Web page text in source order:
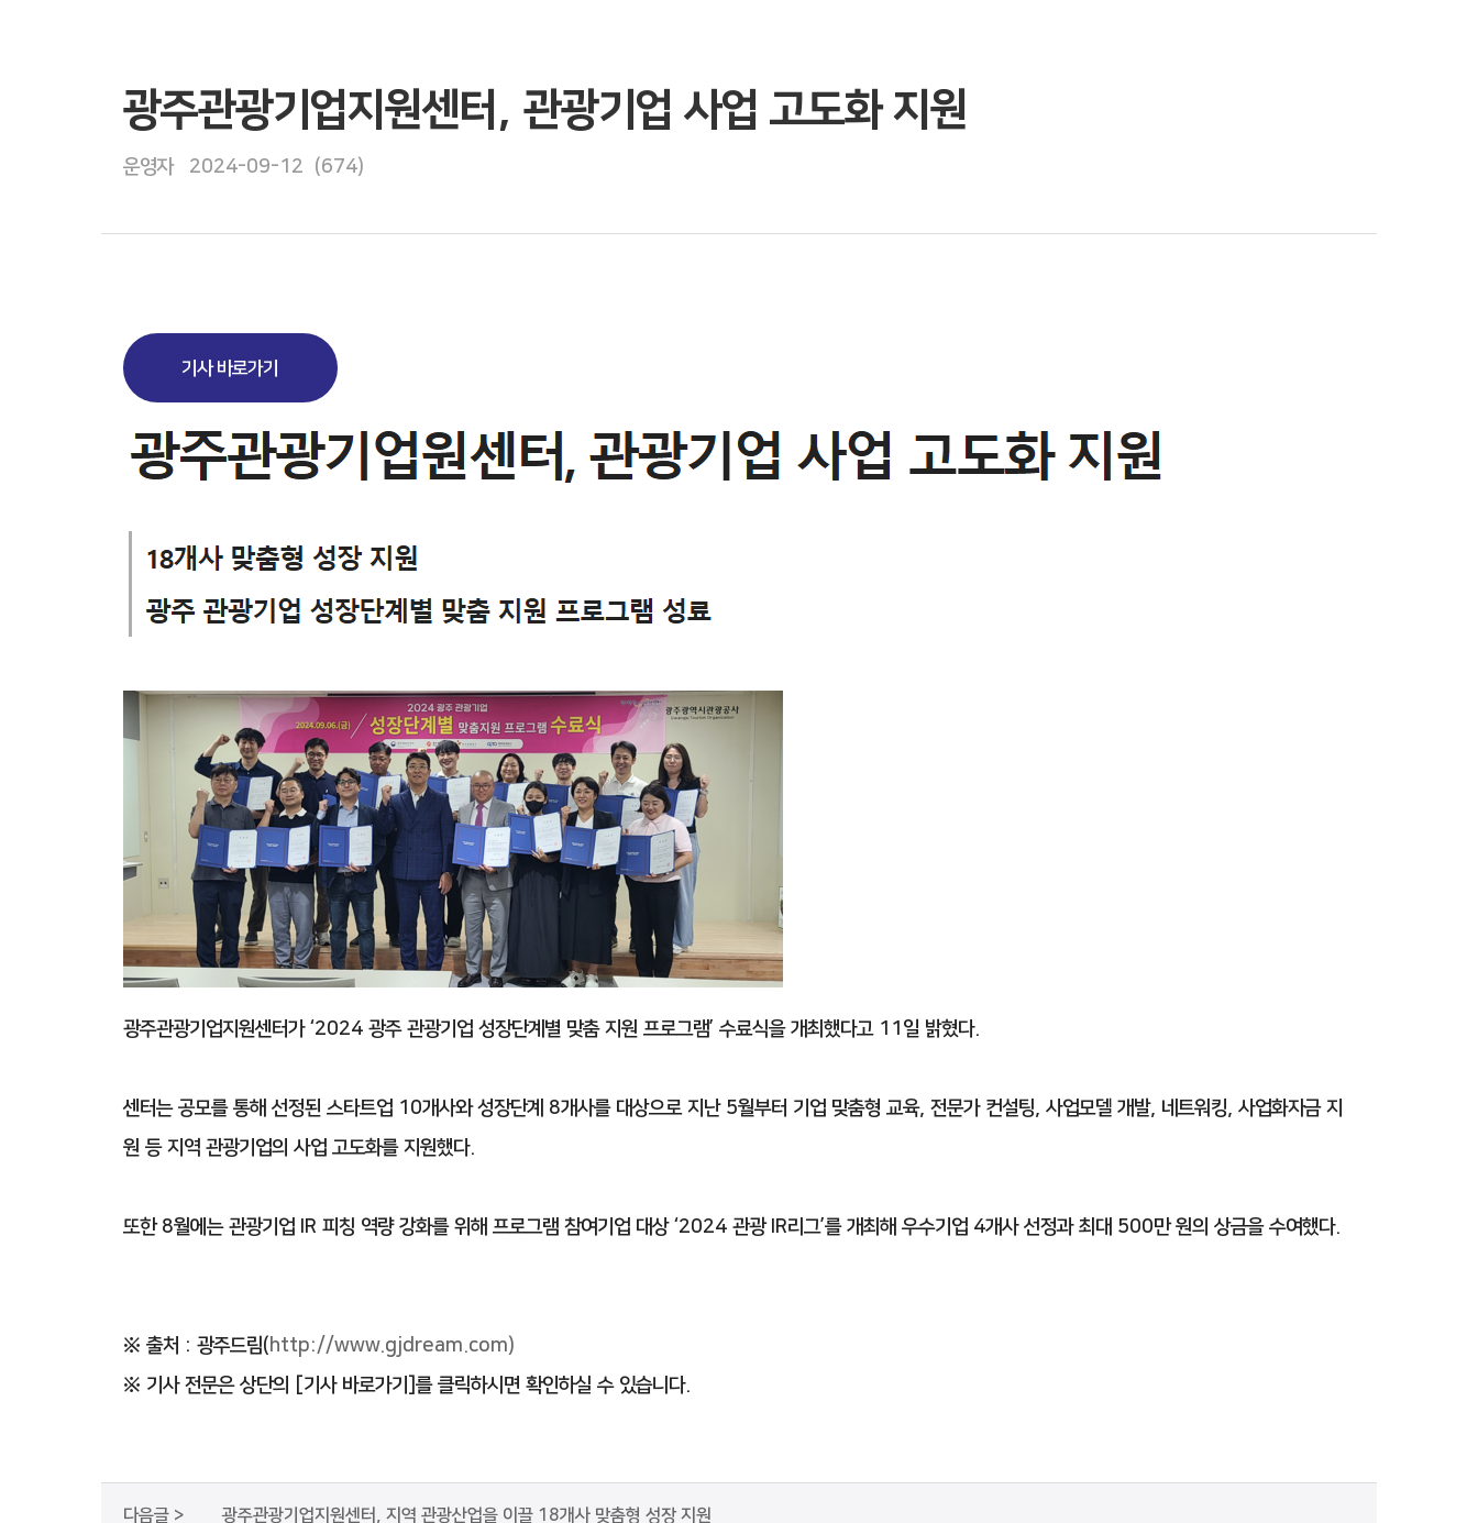
광주관광기업지원센터, 관광기업 사업 고도화 지원
운영자 2024-09-12 (674)
기사 바로가기
광주관광기업지원센터가 ‘2024 광주 관광기업 성장단계별 맞춤 지원 프로그램’ 수료식을 개최했다고 11일 밝혔다.
센터는 공모를 통해 선정된 스타트업 10개사와 성장단계 8개사를 대상으로 지난 5월부터 기업 맞춤형 교육, 전문가 컨설팅, 사업모델 개발, 네트워킹, 사업화자금 지
원 등 지역 관광기업의 사업 고도화를 지원했다.
또한 8월에는 관광기업 IR 피칭 역량 강화를 위해 프로그램 참여기업 대상 ‘2024 관광 IR리그’를 개최해 우수기업 4개사 선정과 최대 500만 원의 상금을 수여했다.
※ 출처 : 광주드림(http://www.gjdream.com)
※ 기사 전문은 상단의 [기사 바로가기]를 클릭하시면 확인하실 수 있습니다.
다음글 > 광주관광기업지원센터, 지역 관광산업을 이끌 18개사 맞춤형 성장 지원